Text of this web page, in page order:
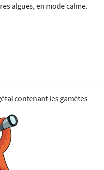
algues, en mode calme.
contenant les gamètes